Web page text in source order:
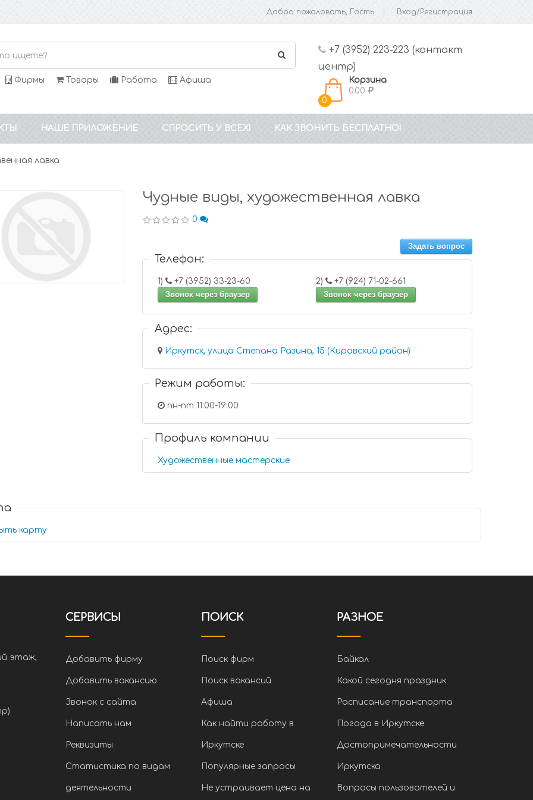
Добро пожаловать, Гость Вход/Регистрация
Фирмы Товары Работа Афиша
+7 (3952) 223-223 (контакт
центр)
0
Корзина
0.00
НАШЕ ПРИЛОЖЕНИЕ СПРОСИТЬ У ВСЕХ! КАК ЗВОНИТЬ БЕСПЛАТНО!
лавка
Чудные виды, художественная лавка
0
Задать вопрос
Телефон:
1)
+7 (3952) 33-23-60
Звонок через браузер
2)
+7 (924) 71-02-661
Звонок через браузер
Адрес:
Иркутск, улица Степана Разина, 15 (Кировский район)
Режим работы:
пн-пт 11:00-19:00
Профиль компании
Художественные мастерские
карту
этаж,
СЕРВИСЫ
Добавить фирму
Добавить вакансию
Звонок с сайта
Написать нам
Реквизиты
Статистика по видам
деятельности
ПОИСК
Поиск фирм
Поиск вакансий
Афиша
Как найти работу в
Иркутске
Популярные запросы
Не устраивает цена на
РАЗНОЕ
Байкал
Какой сегодня праздник
Расписание транспорта
Погода в Иркутске
Достопримечательности
Иркутска
Вопросы пользователей и